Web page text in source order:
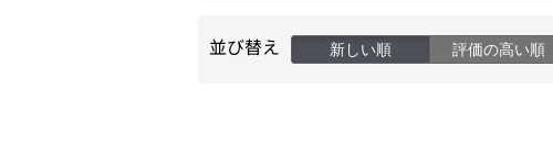
並び替え 新しい順 評価の高い順